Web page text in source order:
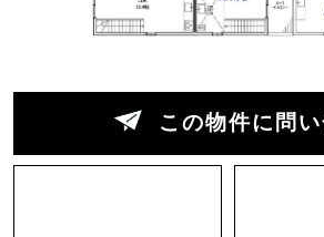
ないので物が多い方はミニマリ
が定期的に開催されていたりす
この物件に問